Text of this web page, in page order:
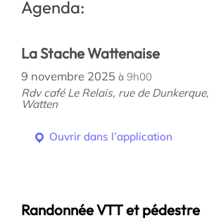
Agenda:
La Stache Wattenaise
9 novembre 2025 à 9h00
Rdv café Le Relais, rue de Dunkerque,
Watten
Ouvrir dans l’application
Randonnée VTT et pédestre